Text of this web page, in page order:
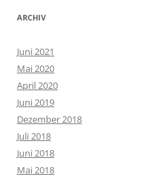
ARCHIV
Juni 2021
Mai 2020
April 2020
Juni 2019
Dezember 2018
Juli 2018
Juni 2018
Mai 2018